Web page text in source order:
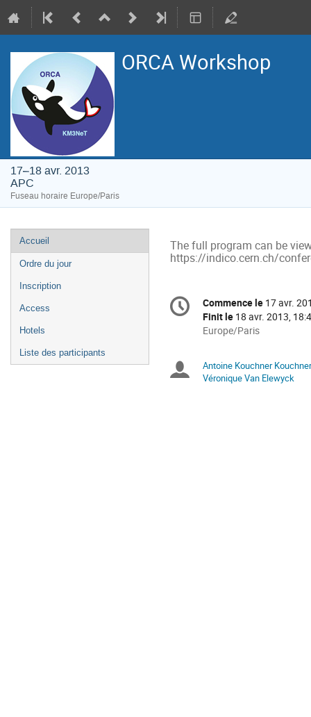
ORCA Workshop
17–18 avr. 2013
APC
Fuseau horaire Europe/Paris
Menu
de
l'événement
Accueil
Ordre du jour
Inscription
Access
Hotels
Liste des participants
The full program can be
https://indico.cern.ch/
Information
de
Date/Heure
Commence le 17 avr.
Finit le 18 avr. 2013,
Toutes
sont
en
Europe/Paris
Présidents
Antoine Kouchner Kouchner
Véronique Van Elewyck